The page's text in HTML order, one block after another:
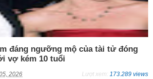
đáng ngưỡng mộ của tài tử đóng
vợ kém 10 tuổi
2026 Lượt xem: 173.289 views